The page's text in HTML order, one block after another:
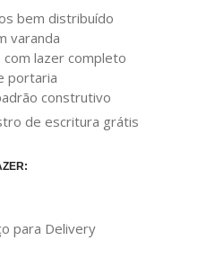
bem distribuído
varanda
com lazer completo
portaria
construtivo
de escritura grátis
para Delivery